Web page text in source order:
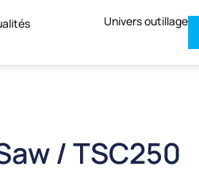
Univers outillage
/ TSC250